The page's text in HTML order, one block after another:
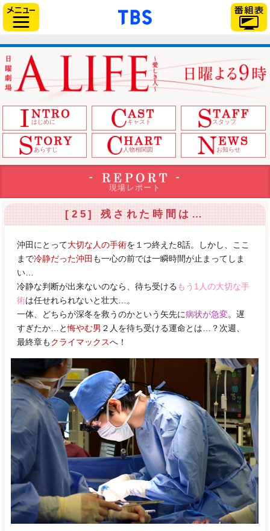
「TBSテレビ」トップページ
はじめに キャスト スタッフ
あらすじ 人物相関図 お知らせ
現場レポート
[25] 残された時間は…
沖田にとって大切な人の手術を１つ終えた8話。しかし、ここ
まで冷静だった沖田 も一心の前では一瞬時間が止まってしま
い…
冷静な判断が出来ないのなら、待ち受ける もう1人の大切な手
術は任せれられないと壮大…。
一体、どちらが深冬を救うのかという矢先に病状が急変 。遅
すぎたか…と悔やむ男 ２人を待ち受ける運命とは…？次週、
最終章も クライマックスへ！